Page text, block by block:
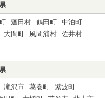
蓬田村 鶴田町
中泊町
大間町 風間浦村
佐井村
滝沢市 葛巻町
紫波町